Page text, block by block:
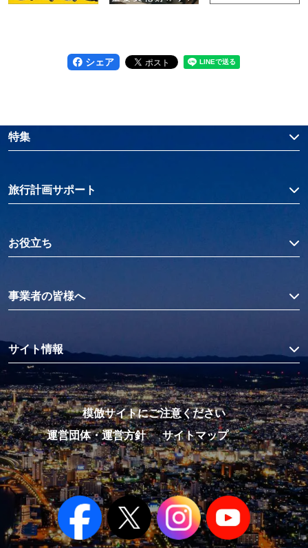
シェア
特集
旅行計画サポート
お役立ち
事業者の皆様へ
サイト情報
模倣サイトにご注意ください
運営団体・運営方針
サイトマップ